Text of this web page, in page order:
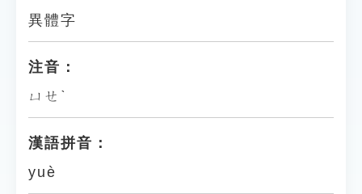
異體字
注音：
ㄩㄝˋ
漢語拼音：
yuè